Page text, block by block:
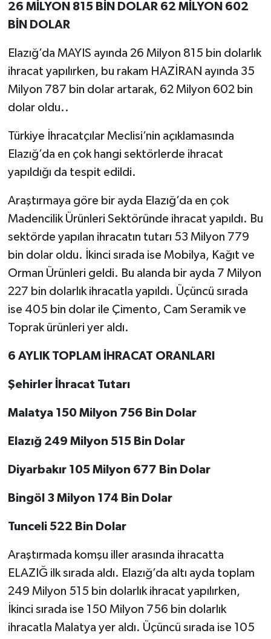
26 MİLYON 815 BİN DOLAR 62 MİLYON 602
BİN DOLAR
Elazığ’da MAYIS ayında 26 Milyon 815 bin dolarlık
ihracat yapılırken, bu rakam HAZİRAN ayında 35
Milyon 787 bin dolar artarak, 62 Milyon 602 bin
dolar oldu..
Türkiye İhracatçılar Meclisi’nin açıklamasında
Elazığ’da en çok hangi sektörlerde ihracat
yapıldığı da tespit edildi.
Araştırmaya göre bir ayda Elazığ’da en çok
Madencilik Ürünleri Sektöründe ihracat yapıldı. Bu
sektörde yapılan ihracatın tutarı 53 Milyon 779
bin dolar oldu. İkinci sırada ise Mobilya, Kağıt ve
Orman Ürünleri geldi. Bu alanda bir ayda 7 Milyon
227 bin dolarlık ihracatla yapıldı. Üçüncü sırada
ise 405 bin dolar ile Çimento, Cam Seramik ve
Toprak ürünleri yer aldı.
6 AYLIK TOPLAM İHRACAT ORANLARI
Şehirler İhracat Tutarı
Malatya 150 Milyon 756 Bin Dolar
Elazığ 249 Milyon 515 Bin Dolar
Diyarbakır 105 Milyon 677 Bin Dolar
Bingöl 3 Milyon 174 Bin Dolar
Tunceli 522 Bin Dolar
Araştırmada komşu iller arasında ihracatta
ELAZIĞ ilk sırada aldı. Elazığ’da altı ayda toplam
249 Milyon 515 bin dolarlık ihracat yapılırken,
İkinci sırada ise 150 Milyon 756 bin dolarlık
ihracatla Malatya yer aldı. Üçüncü sırada ise 105